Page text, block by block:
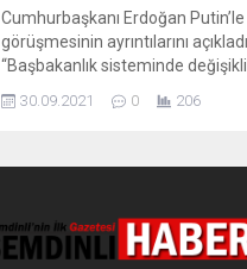
Cumhurbaşkanı Erdoğan Putin’le
görüşmesinin ayrıntılarını açıkladı.
“Başbakanlık sisteminde
inşallah yolumuza devam
Tayyip Erdoğan, Türkiye’ye
gazetecilerin sorularını yanıtladı.
30.09.2021 0 206